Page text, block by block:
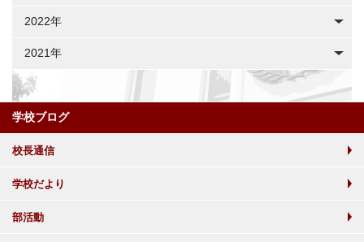
2022年
2021年
学校ブログ
校長通信
学校だより
部活動